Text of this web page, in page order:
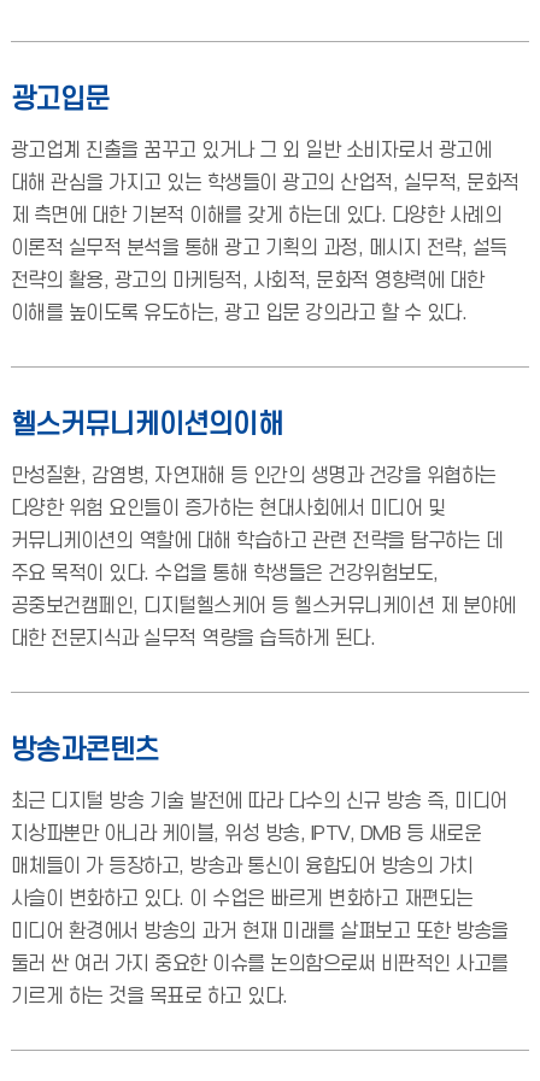
광고입문
광고업계 진출을 꿈꾸고 있거나 그 외 일반 소비자로서 광고에
대해 관심을 가지고 있는 학생들이 광고의 산업적, 실무적, 문화적
제 측면에 대한 기본적 이해를 갖게 하는데 있다. 다양한 사례의
이론적 실무적 분석을 통해 광고 기획의 과정, 메시지 전략, 설득
전략의 활용, 광고의 마케팅적, 사회적, 문화적 영향력에 대한
이해를 높이도록 유도하는, 광고 입문 강의라고 할 수 있다.
헬스커뮤니케이션의이해
만성질환, 감염병, 자연재해 등 인간의 생명과 건강을 위협하는
다양한 위험 요인들이 증가하는 현대사회에서 미디어 및
커뮤니케이션의 역할에 대해 학습하고 관련 전략을 탐구하는 데
주요 목적이 있다. 수업을 통해 학생들은 건강위험보도,
공중보건캠페인, 디지털헬스케어 등 헬스커뮤니케이션 제 분야에
대한 전문지식과 실무적 역량을 습득하게 된다.
방송과콘텐츠
최근 디지털 방송 기술 발전에 따라 다수의 신규 방송 즉, 미디어
지상파뿐만 아니라 케이블, 위성 방송, IPTV, DMB 등 새로운
매체들이 가 등장하고, 방송과 통신이 융합되어 방송의 가치
사슬이 변화하고 있다. 이 수업은 빠르게 변화하고 재편되는
미디어 환경에서 방송의 과거 현재 미래를 살펴보고 또한 방송을
둘러 싼 여러 가지 중요한 이슈를 논의함으로써 비판적인 사고를
기르게 하는 것을 목표로 하고 있다.